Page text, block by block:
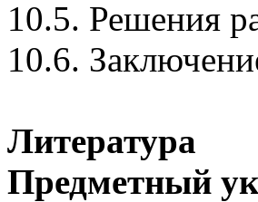
10.5. Решения
10.6.
Литература
Предметный